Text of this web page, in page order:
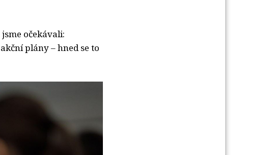
očekávali:
plány – hned se to